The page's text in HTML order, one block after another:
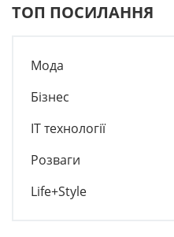
ТОП ПОСИЛАННЯ
Мода
Бізнес
IT технології
Розваги
Life+Style